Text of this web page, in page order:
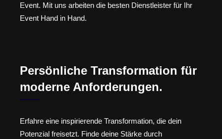
Event. Mit uns arbeiten die besten Dienstleister für Ihr
Event Hand in Hand.
Persönliche Transformation für
moderne Anforderungen.
Erfahre eine inspirierende Transformation, die dein
Potenzial freisetzt. Finde deine Stärke durch